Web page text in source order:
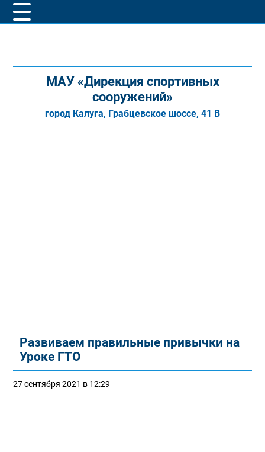
МАУ «Дирекция спортивных
сооружений»
город Калуга, Грабцевское шоссе, 41 В
Развиваем правильные привычки на
Уроке ГТО
27 сентября 2021 в 12:29